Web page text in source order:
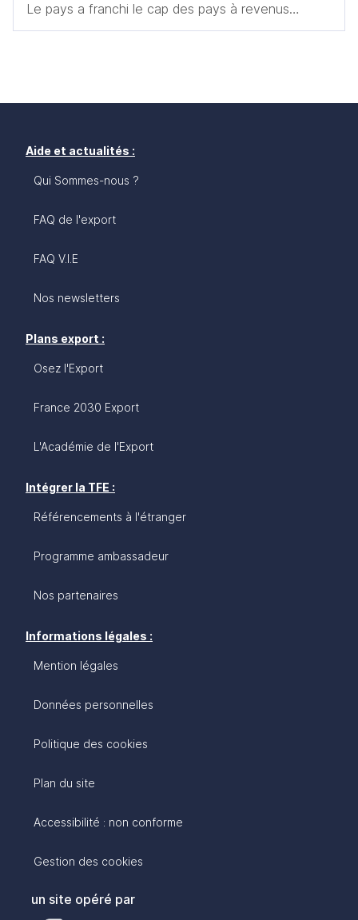
Le pays a franchi le cap des pays à revenus
intermédiaires supérieurs, s’inscrivant durablement
naturelles abondantes lui assurant une production
économie diversifiée, caractérisée par un secteur
chaînes de valeur régionales et mondiales.
Aide et actualités :
Qui Sommes-nous ?
FAQ de l'export
FAQ V.I.E
Nos newsletters
Plans export :
Osez l'Export
France 2030 Export
L'Académie de l'Export
Intégrer la TFE :
Référencements à l'étranger
Programme ambassadeur
Nos partenaires
Informations légales :
Mention légales
Données personnelles
Politique des cookies
Plan du site
Accessibilité : non conforme
Gestion des cookies
un site opéré par